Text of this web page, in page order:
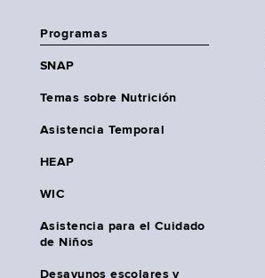
Programas
SNAP
Temas sobre Nutrición
Asistencia Temporal
HEAP
WIC
Asistencia para el Cuidado
de Niños
Desayunos escolares y